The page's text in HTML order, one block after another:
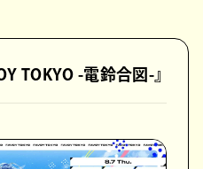
TOKYO -電鈴合図-』